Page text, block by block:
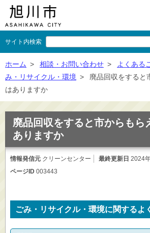
サイト内検索
くらし
事業者向け
施設一覧
ホーム > 相談・お問い合わせ > よくある
み・リサイクル・環境 >
廃品回収をすると
はありますか
廃品回収をすると市からもら
ありますか
情報発信元 クリーンセンター 最終更新日 2024
ページID 003443
ごみ・リサイクル・環境に関するよ